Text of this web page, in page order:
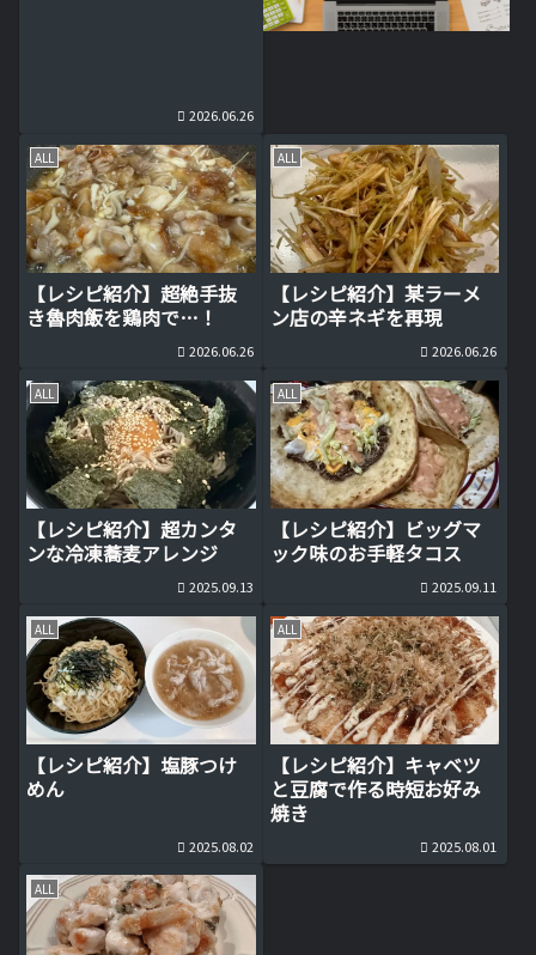
2026.06.26
ALL
【レシピ紹介】超絶手抜
き魯肉飯を鶏肉で…！
2026.06.26
ALL
【レシピ紹介】某ラーメ
ン店の辛ネギを再現
2026.06.26
ALL
【レシピ紹介】超カンタ
ンな冷凍蕎麦アレンジ
2025.09.13
ALL
【レシピ紹介】ビッグマ
ック味のお手軽タコス
2025.09.11
ALL
【レシピ紹介】塩豚つけ
めん
2025.08.02
ALL
【レシピ紹介】キャベツ
と豆腐で作る時短お好み
焼き
2025.08.01
ALL